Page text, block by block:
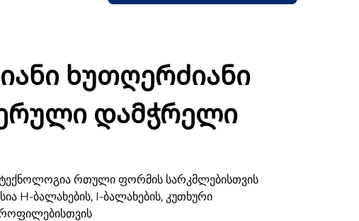
ხუთღერძიანი
დამჭრელი
ტექნოლოგია რთული ფორმის სარკმლებისთვის
H-ბალახების, I-ბალახების, კუთხური